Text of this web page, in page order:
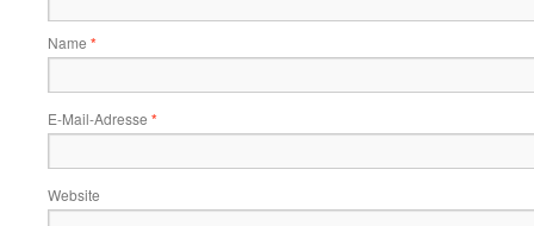
Name *
E-Mail-Adresse *
Website